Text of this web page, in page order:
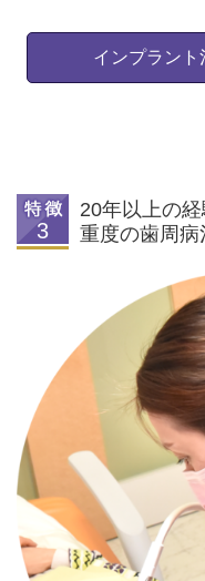
インプラント
20年以上の経
重度の歯周